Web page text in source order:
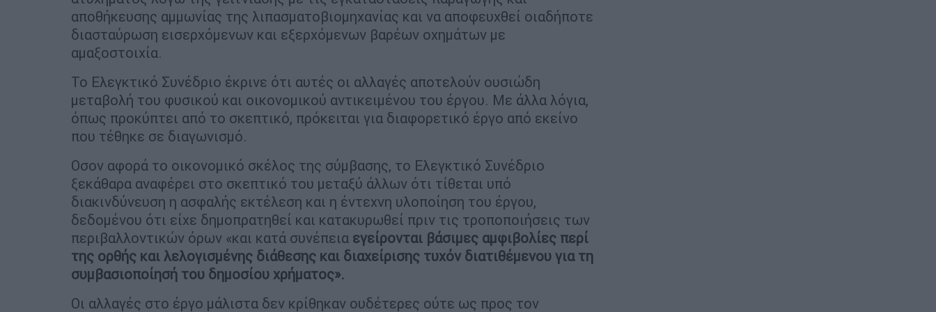
αποθήκευσης αμμωνίας της λιπασματοβιομηχανίας και να αποφευχθεί οιαδήποτε
διασταύρωση εισερχόμενων και εξερχόμενων βαρέων οχημάτων με
αμαξοστοιχία.
Το Ελεγκτικό Συνέδριο έκρινε ότι αυτές οι αλλαγές αποτελούν ουσιώδη
μεταβολή του φυσικού και οικονομικού αντικειμένου του έργου. Με άλλα λόγια,
όπως προκύπτει από το σκεπτικό, πρόκειται για διαφορετικό έργο από εκείνο
που τέθηκε σε διαγωνισμό.
Οσον αφορά το οικονομικό σκέλος της σύμβασης, το Ελεγκτικό Συνέδριο
ξεκάθαρα αναφέρει στο σκεπτικό του μεταξύ άλλων ότι τίθεται υπό
διακινδύνευση η ασφαλής εκτέλεση και η έντεχνη υλοποίηση του έργου,
δεδομένου ότι είχε δημοπρατηθεί και κατακυρωθεί πριν τις τροποποιήσεις των
περιβαλλοντικών όρων «και κατά συνέπεια εγείρονται βάσιμες αμφιβολίες περί
της ορθής και λελογισμένης διάθεσης και διαχείρισης τυχόν διατιθέμενου για τη
συμβασιοποίησή του δημοσίου χρήματος».
Οι αλλαγές στο έργο μάλιστα δεν κρίθηκαν ουδέτερες ούτε ως προς τον